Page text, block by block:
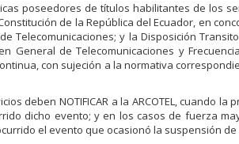
poseedores de títulos habilitantes de los
de la República del Ecuador, en
Telecomunicaciones; y la Disposición
General de Telecomunicaciones y
con sujeción a la normativa
deben NOTIFICAR a la ARCOTEL, cuando
dicho evento; y en los casos de fuerza
el evento que ocasionó la suspensión de